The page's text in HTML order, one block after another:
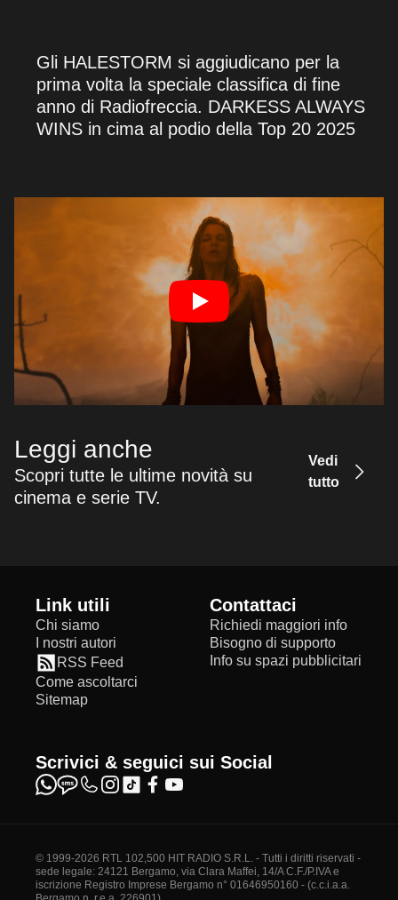
Gli HALESTORM si aggiudicano per la
prima volta la speciale classifica di fine
anno di Radiofreccia. DARKESS ALWAYS
WINS in cima al podio della Top 20 2025
Leggi anche
Scopri tutte le ultime novità su
cinema e serie TV.
Vedi
tutto
Link utili
Chi siamo
I nostri autori
RSS Feed
Come ascoltarci
Sitemap
Contattaci
Richiedi maggiori info
Bisogno di supporto
Info su spazi pubblicitari
Scrivici & seguici sui Social
© 1999-2026 RTL 102,500 HIT RADIO S.R.L. - Tutti i diritti riservati -
sede legale: 24121 Bergamo, via Clara Maffei, 14/A C.F./P.IVA e
iscrizione Registro Imprese Bergamo n° 01646950160 - (c.c.i.a.a.